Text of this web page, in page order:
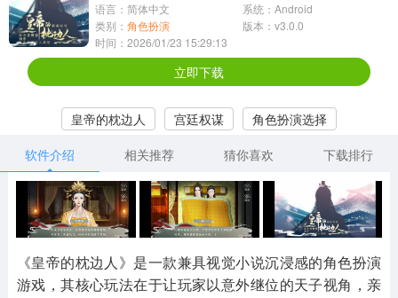
休闲益智
13387款应用
2196款应用
冒险解谜
1072款应用
418款应用
568款应用
音乐舞蹈
269款应用
2716款应用
515款应用
1654款应用
515款应用
1056款应用
语言：简体中文
系统：Android
类别： 角色扮演
版本：v3.0.0
时间：2026/01/23 15:29:13
立即下载
皇帝的枕边人 宫廷权谋
角色扮演选择
软件介绍
相关推荐 猜你喜欢 下载排行
《皇帝的枕边人》是一款兼具视觉小说沉浸感的角色扮演
游戏，其核心玩法在于让玩家以意外继位的天子视角，亲